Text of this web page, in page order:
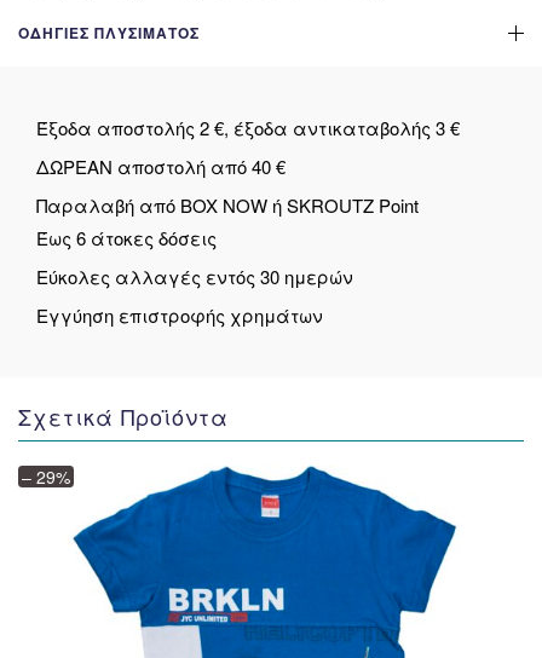
ΟΔΗΓΊΕΣ ΠΛΥΣΊΜΑΤΟΣ
Έξοδα αποστολής 2 €, έξοδα αντικαταβολής 3 €
ΔΩΡΕΑΝ αποστολή από 40 €
Παραλαβή από BOX NOW ή SKROUTZ Point
Έως 6 άτοκες δόσεις
Εύκολες αλλαγές εντός 30 ημερών
Εγγύηση επιστροφής χρημάτων
Σχετικά Προϊόντα
– 29%